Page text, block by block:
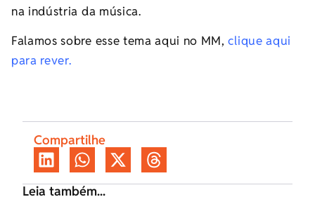
na indústria da música.
Falamos sobre esse tema aqui no MM,clique aqui
para rever.
Compartilhe
Leia também...